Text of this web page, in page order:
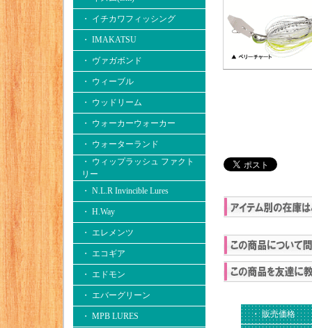
・ イチカワフィッシング
・ IMAKATSU
・ ヴァガボンド
・ ウィーブル
・ ウッドリーム
・ ウォーカーウォーカー
・ ウォーターランド
・ ウィップラッシュ ファクト
リー
・ N.L.R Invincible Lures
・ H.Way
・ エレメンツ
・ エコギア
・ エドモン
・ エバーグリーン
・ MPB LURES ・ 販売価格